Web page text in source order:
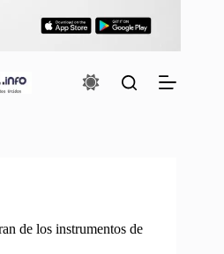
de los instrumentos de